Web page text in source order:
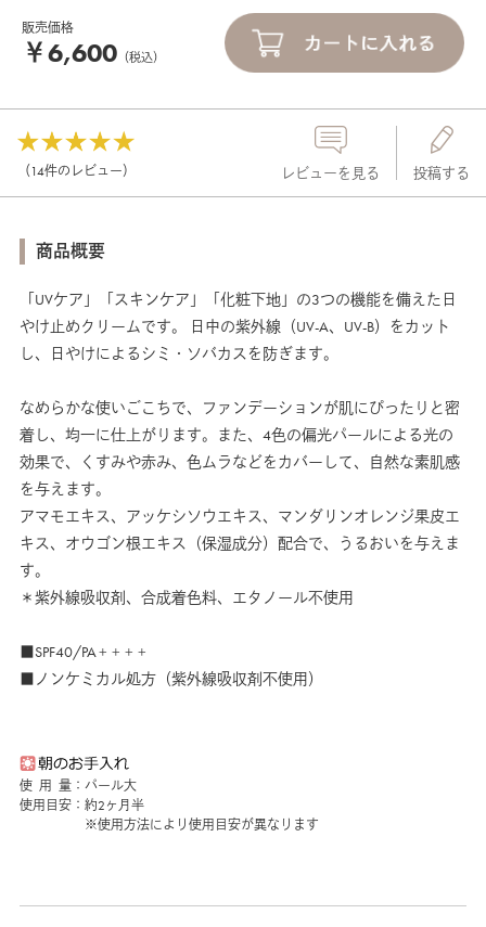
販売価格
￥6,600 （税込）
（14件のレビュー） レビューを見る 投稿する
商品概要
「UVケア」「スキンケア」「化粧下地」の3つの機能を備えた日
け止めクリームです。
日中の紫外線（UV-A、UV-B）をカット
し、日やけによるシミ・ソバカスを防ぎます。
なめらかな使いごこちで、ファンデーションが肌にぴったりと密
着し、均一に仕上がります。また、4色の偏光パールによる光の
効果で、くすみや赤み、色ムラなどをカバーして、自然な素肌感
を与えます。
アマモエキス、アッケシソウエキス、マンダリンオレンジ果皮エ
キス、オウゴン根エキス（保湿成分）配合で、うるおいを与えま
す。
＊紫外線吸収剤、合成着色料、エタノール不使用
■SPF40/PA＋＋＋＋
■ノンケミカル処方（紫外線吸収剤不使用）
使 用 量：パール大
使用目安：約2ヶ月半
※使用方法により使用目安が異なります